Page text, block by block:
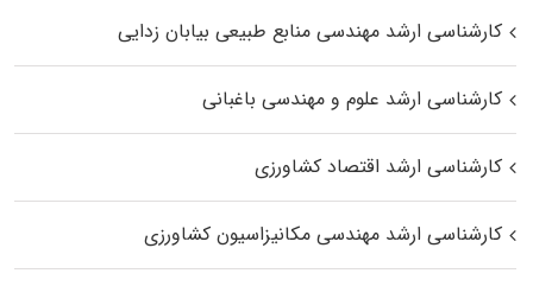
کارشناسی ارشد مهندسی منابع طبیعی بیابان زدایی
کارشناسی ارشد علوم و مهندسی باغبانی
کارشناسی ارشد اقتصاد کشاورزی
کارشناسی ارشد مهندسی مکانیزاسیون کشاورزی